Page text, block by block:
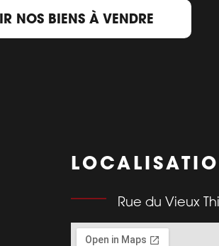
NOS BIENS À VENDRE
Rue du Vieux